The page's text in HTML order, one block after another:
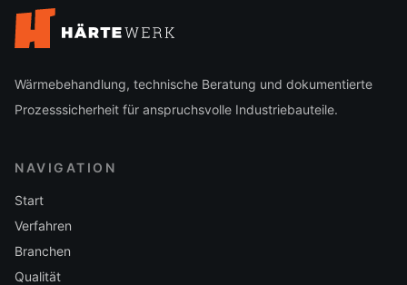
Wärmebehandlung, technische Beratung und dokumentierte
Prozesssicherheit für anspruchsvolle Industriebauteile.
NAVIGATION
Start
Verfahren
Branchen
Qualität